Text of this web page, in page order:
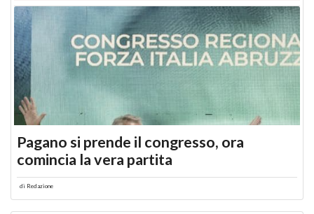
Pagano si prende il congresso, ora
comincia la vera partita
di Redazione